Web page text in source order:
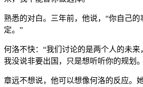
熟悉的对白。三年前，他说，“你自己
定。”
何洛不快：“我们讨论的是两个人的未来
我没说非要出国，只是想听听你的规划
章远不想说，他可以想像何洛的反应。